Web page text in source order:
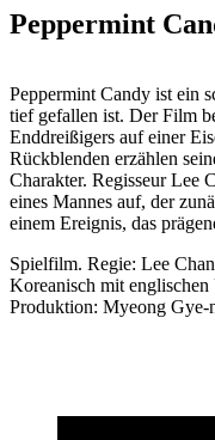
Peppermint
Peppermint Candy ist ein
tief gefallen ist. Der Film
Enddreißigers auf einer
Rückblenden erzählen
Charakter. Regisseur Lee
eines Mannes auf, der
einem Ereignis, das
Spielfilm. Regie: Lee
Koreanisch mit
Produktion: Myeong Gye-